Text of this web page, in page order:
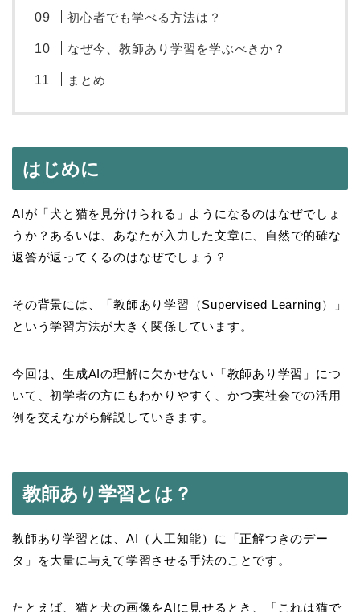
初心者でも学べる方法は？
なぜ今、教師あり学習を学ぶべきか？
まとめ
はじめに
AIが「犬と猫を見分けられる」ようになるのはなぜでしょ
うか？あるいは、あなたが入力した文章に、自然で的確な
返答が返ってくるのはなぜでしょう？
その背景には、「教師あり学習（Supervised Learning）」
という学習方法が大きく関係しています。
今回は、生成AIの理解に欠かせない「教師あり学習」につ
いて、初学者の方にもわかりやすく、かつ実社会での活用
例を交えながら解説していきます。
教師あり学習とは？
教師あり学習とは、AI（人工知能）に「正解つきのデー
タ」を大量に与えて学習させる手法のことです。
たとえば、猫と犬の画像をAIに見せるとき、「これは猫で